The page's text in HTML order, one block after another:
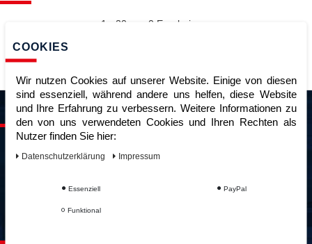
1 - 20 von 0 Ergebnissen
Sortieren
SERVICE & KONTAKT
kontakt@awwm-germany.de
089 / 244 132 77*
*Standardtarif
COOKIES
Wir nutzen Cookies auf unserer Website. Einige von diesen
sind essenziell, während andere uns helfen, diese Website
und Ihre Erfahrung zu verbessern. Weitere Informationen zu
den von uns verwendeten Cookies und Ihren Rechten als
Nutzer finden Sie hier:
Daten­schutz­erklärung Impressum
Essenziell PayPal
Funktional